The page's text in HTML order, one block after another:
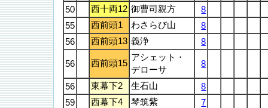
50
西十両12 御曹司親方
8
55
西前頭1 わさらび山
8
56
西前頭13 義浄 8
56 西前頭15
アシェット・
デローサ
8
56 東幕下2 生石山
8
59
西幕下4 琴筑紫
7